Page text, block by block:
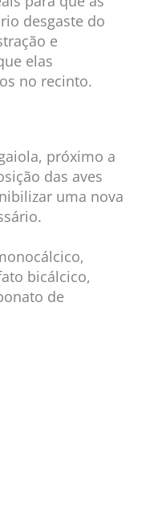
desgaste do
e
elas
no recinto.
próximo a
das aves
uma nova
bicálcico,
de